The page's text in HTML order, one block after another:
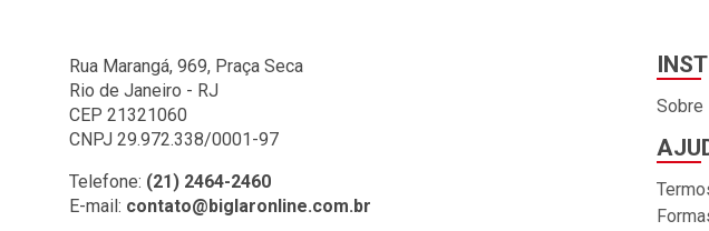
Rua Marangá, 969, Praça Seca
Rio de Janeiro - RJ
CEP 21321060
CNPJ 29.972.338/0001-97
Telefone: (21) 2464-2460
E-mail: contato@biglaronline.com.br
Sobre